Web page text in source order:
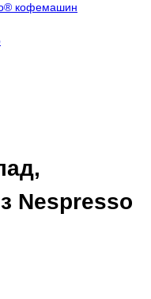
кофемашин
Nespresso